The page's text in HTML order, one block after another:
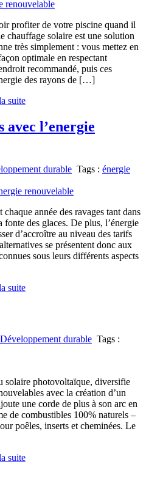
profiter de votre piscine quand il
chauffage solaire est une solution
très simplement : vous mettez en
optimale en respectant
recommandé, puis ces
des rayons de […]
avec l’energie
durable Tags : énergie
année des ravages tant dans
fonte des glaces. De plus, l’énergie
d’accroître au niveau des tarifs
se présentent donc aux
sous leurs différents aspects
Développement durable Tags :
solaire photovoltaïque, diversifie
avec la création d’un
une corde de plus à son arc en
de combustibles 100% naturels –
poêles, inserts et cheminées. Le